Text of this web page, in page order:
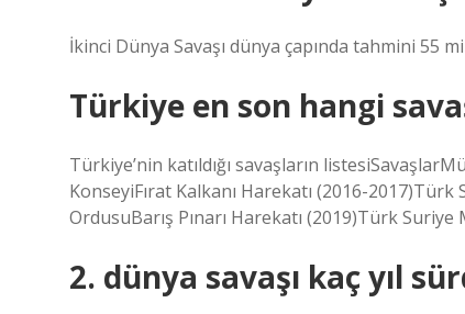
İkinci Dünya Savaşı dünya çapında tahmini 55
Türkiye en son hangi
Türkiye’nin katıldığı savaşların
KonseyiFırat Kalkanı Harekatı (2016-
OrdusuBarış Pınarı Harekatı (2019)Türk
2. dünya savaşı kaç yıl